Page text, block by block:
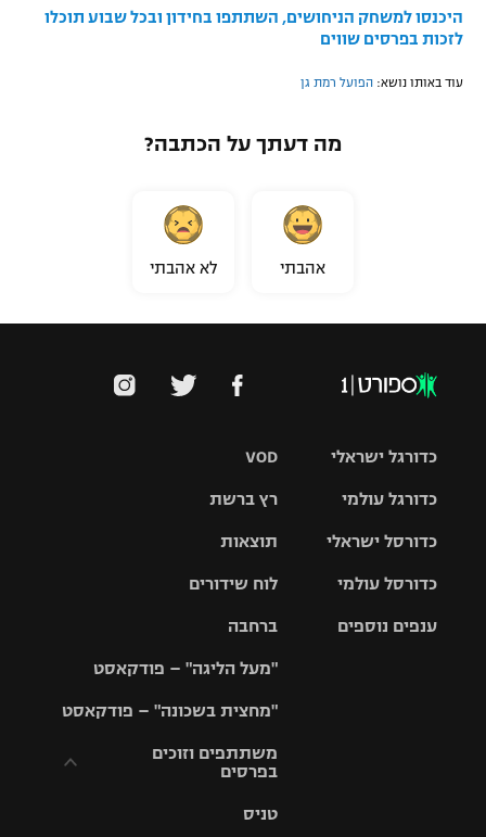
היכנסו למשחק הניחושים, השתתפו בחידון ובכל שבוע תוכלו
לזכות בפרסים שווים
עוד באותו נושא: הפועל רמת גן
מה דעתך על הכתבה?
אהבתי לא אהבתי
VOD
רץ ברשת
תוצאות
לוח שידורים
ברחבה
"מעל הליגה" – פודקאסט
"מחצית בשכונה" – פודקאסט
משתתפים וזוכים
בפרסים
טניס
כדורגל ישראלי
גביע הטוטו
כדורגל עולמי
האלופות
ליגה
כדורסל ישראלי
סל
כדורסל עולמי
ענפים נוספים